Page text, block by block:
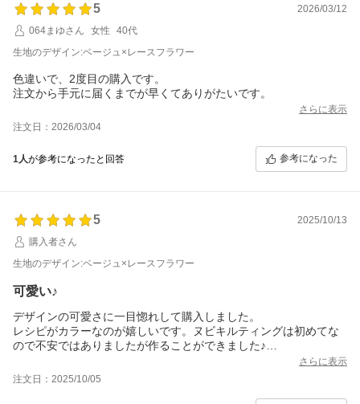
5
2026/03/12
064まゆさん
女性
40代
生地のデザイン:ベージュ×レースフラワー
色違いで、2度目の購入です。
注文から手元に届くまでが早くてありがたいです。
さらに表示
注文日：2026/03/04
1人が参考になったと回答 参考になった
5
2025/10/13
購入者さん
生地のデザイン:ベージュ×レースフラワー
可愛い♪
デザインの可愛さに一目惚れして購入しました。
レシピがカラーなのが嬉しいです。ヌビキルティングは初めてな
ので不安ではありましたが作ることができました♪
さらに表示
注文日：2025/10/05